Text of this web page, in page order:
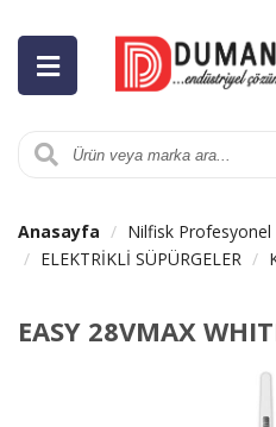
Anasayfa Nilfisk Profesyonel
ELEKTRİKLİ SÜPÜRGELER
EASY 28VMAX